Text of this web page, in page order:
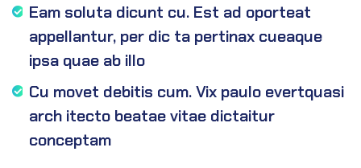
Eam soluta dicunt cu. Est ad oporteat
appellantur, per dic ta pertinax cueaque
ipsa quae ab illo
Cu movet debitis cum. Vix paulo evertquasi
arch itecto beatae vitae dictaitur
conceptam